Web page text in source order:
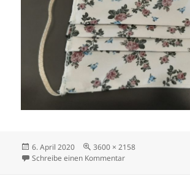
Veröffentlicht
am
6. April 2020
Volle
Größe
3600 × 2158
Schreibe einen Kommentarzu Höhenhauser